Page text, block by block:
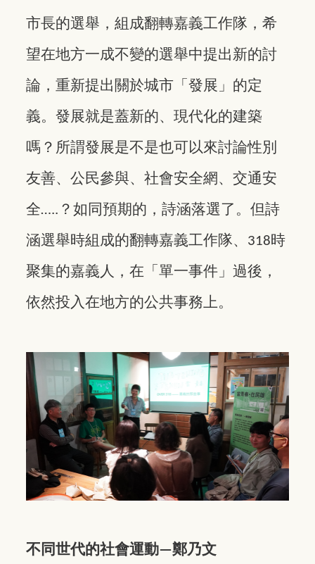
市長的選舉，組成翻轉嘉義工作隊，希
望在地方一成不變的選舉中提出新的討
論，重新提出關於城市「發展」的定
義。發展就是蓋新的、現代化的建築
嗎？所謂發展是不是也可以來討論性別
友善、公民參與、社會安全網、交通安
全….. ？ 如同預期的，詩涵落選了。但詩
涵選舉時組成的翻轉嘉義工作隊、
318時
聚集的嘉義人，在「單一事件」過後，
依然投入在地方的公共事務上。
不同世代的社會運動—鄭乃文